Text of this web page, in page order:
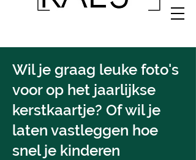
Wil je graag leuke foto's
voor op het jaarlijkse
kerstkaartje? Of wil je
laten vastleggen hoe
snel je kinderen